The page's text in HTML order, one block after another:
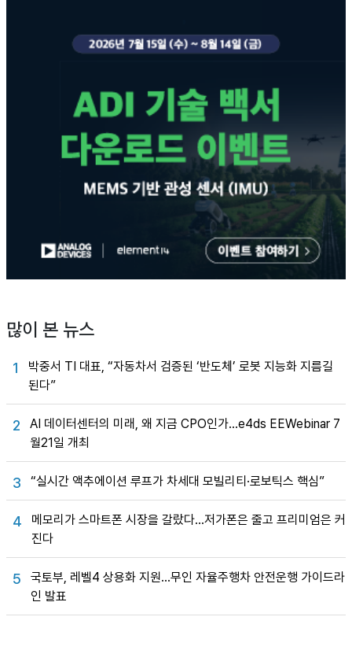
많이 본 뉴스
1
박중서 TI 대표, “자동차서 검증된 ‘반도체’ 로봇 지능화 지름길
된다”
2
AI 데이터센터의 미래, 왜 지금 CPO인가…e4ds EEWebinar 7
월21일 개최
3 “실시간 액추에이션 루프가 차세대 모빌리티·로보틱스 핵심”
4
메모리가 스마트폰 시장을 갈랐다…저가폰은 줄고 프리미엄은 커
진다
5
국토부, 레벨4 상용화 지원…무인 자율주행차 안전운행 가이드라
인 발표